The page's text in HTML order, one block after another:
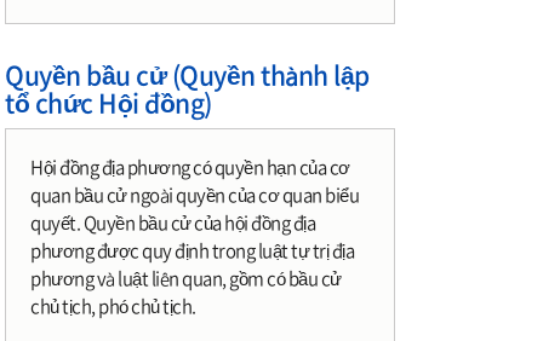
Quyền bầu cử (Quyền thành lập
tổ chức Hội đồng)
Hội đồng địa phương có quyền hạn của cơ
quan bầu cử ngoài quyền của cơ quan biểu
quyết. Quyền bầu cử của hội đồng địa
phương được quy định trong luật tự trị địa
phương và luật liên quan, gồm có bầu cử
chủ tịch, phó chủ tịch.